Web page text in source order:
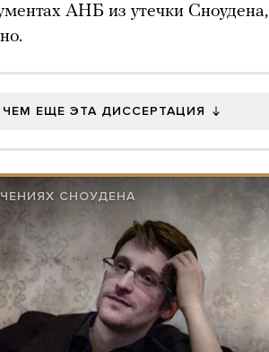
АНБ из утечки
ЕЩЕ ЭТА ДИССЕРТАЦИЯ
СНОУДЕНА